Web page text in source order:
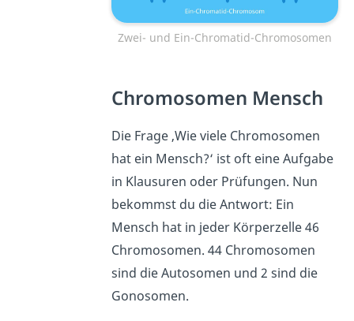
Zwei- und Ein-Chromatid-Chromosomen
Chromosomen Mensch
Die Frage ‚Wie viele Chromosomen
hat ein Mensch?‘ ist oft eine Aufgabe
in Klausuren oder Prüfungen. Nun
bekommst du die Antwort: Ein
Mensch hat in jeder Körperzelle 46
Chromosomen. 44 Chromosomen
sind die Autosomen und 2 sind die
Gonosomen.